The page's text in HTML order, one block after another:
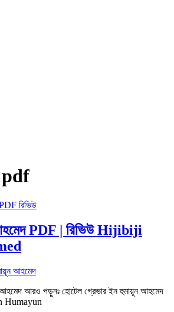
pdf
আহমেদ PDF | রিভিউ Hijibiji
আহমেদ
আহমেদ আরও পড়ুনঃ হোটেল গ্রেভার ইন হুমায়ূন আহমেদ
Humayun